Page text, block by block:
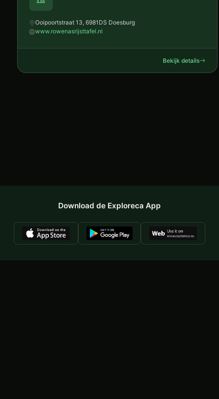
Ooipoortstraat 13, 6981DS Doesburg
www.rowenasrijsttafel.nl
Bekijk details
Download de Exploreca App